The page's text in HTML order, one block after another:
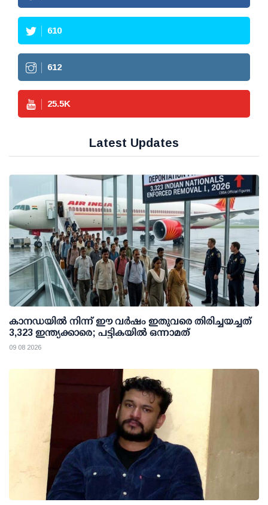
610
612
25.5K
Latest Updates
കാനഡയിൽ നിന്ന് ഈ വർഷം ഇതുവരെ തിരിച്ചയച്ചത്
3,323 ഇന്ത്യക്കാരെ; പട്ടികയിൽ ഒന്നാമത്
09 08 2026